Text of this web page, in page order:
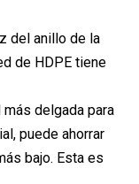
del anillo de la
de HDPE tiene
delgada para
puede ahorrar
bajo. Esta es